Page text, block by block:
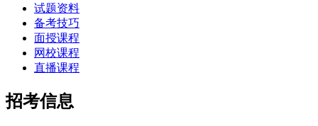
试题资料
备考技巧
面授课程
网校课程
直播课程
招考信息